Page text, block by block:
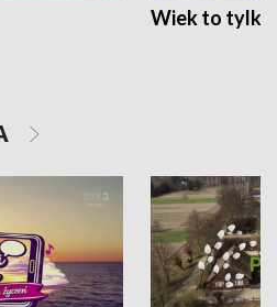
Wiek to tylko